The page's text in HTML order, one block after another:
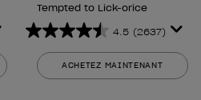
Tempted to Lick-orice
4.5 (2637)
4.5
sur
5
ACHETEZ MAINTENANT